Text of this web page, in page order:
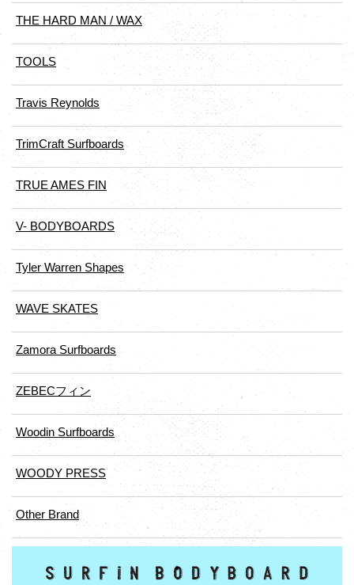
THE HARD MAN / WAX
TOOLS
Travis Reynolds
TrimCraft Surfboards
TRUE AMES FIN
V- BODYBOARDS
Tyler Warren Shapes
WAVE SKATES
Zamora Surfboards
ZEBECフィン
Woodin Surfboards
WOODY PRESS
Other Brand